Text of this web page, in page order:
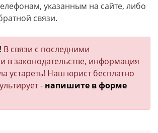
указанным на сайте, либо
связи.
В связи с последними
в законодательстве, информация
устареть! Наш юрист бесплатно
- напишите в форме